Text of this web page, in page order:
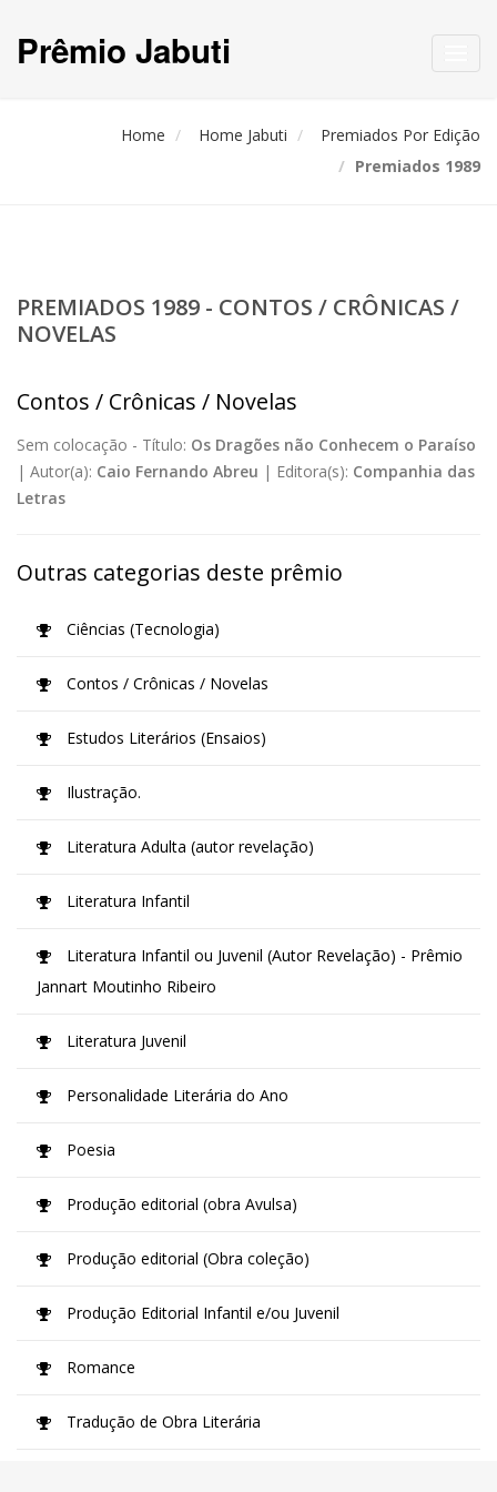
Prêmio Jabuti
Home Home Jabuti
Premiados Por Edição
Premiados 1989
PREMIADOS 1989 - CONTOS / CRÔNICAS /
NOVELAS
Contos / Crônicas / Novelas
Sem colocação - Título: Os Dragões não Conhecem o Paraíso
| Autor(a): Caio Fernando Abreu | Editora(s): Companhia das
Letras
Outras categorias deste prêmio
Ciências (Tecnologia)
Contos / Crônicas / Novelas
Estudos Literários (Ensaios)
Ilustração.
Literatura Adulta (autor revelação)
Literatura Infantil
Literatura Infantil ou Juvenil (Autor Revelação) - Prêmio
Jannart Moutinho Ribeiro
Literatura Juvenil
Personalidade Literária do Ano
Poesia
Produção editorial (obra Avulsa)
Produção editorial (Obra coleção)
Produção Editorial Infantil e/ou Juvenil
Romance
Tradução de Obra Literária